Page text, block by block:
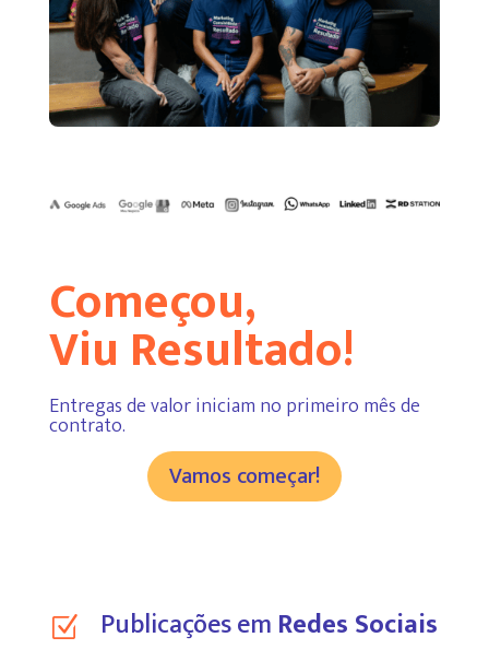
Começou,
Viu Resultado!
Entregas de valor iniciam no primeiro mês de
contrato.
Vamos começar!
Z Publicações em Redes Sociais